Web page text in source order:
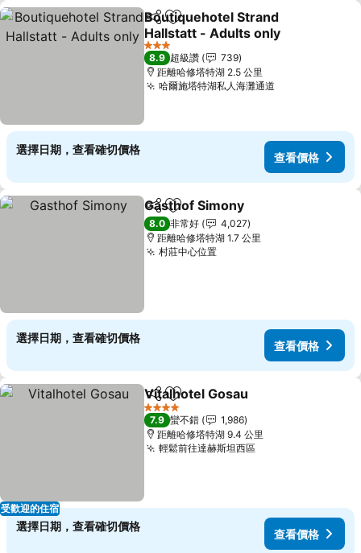
分享 加入我的最愛
Boutiquehotel Strand
Hallstatt - Adults only
3 星級
8.9 超級讚
739
距離哈修塔特湖 2.5 公里
哈爾施塔特湖私人海灘通道
選擇日期，查看確切價格
查看價格
分享 加入我的最愛
Gasthof Simony
8.0 非常好
4,027
距離哈修塔特湖 1.7 公里
村莊中心位置
選擇日期，查看確切價格
查看價格
受歡迎的住宿
分享 加入我的最愛
Vitalhotel Gosau
4 星級
7.9 蠻不錯
1,986
距離哈修塔特湖 9.4 公里
輕鬆前往達赫斯坦西區
選擇日期，查看確切價格
查看價格